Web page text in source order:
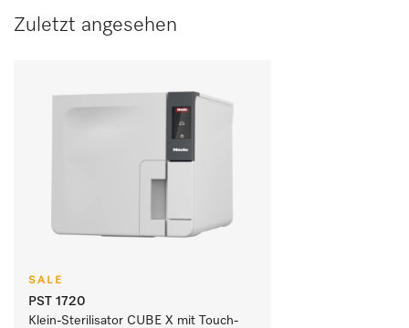
Zuletzt angesehen
SALE
PST 1720
Klein-Sterilisator CUBE X mit Touch-